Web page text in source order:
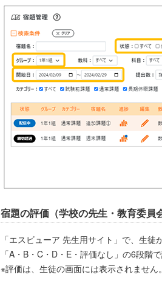
宿題の評価（学校の先生・教育委員
「エスビューア 先生用サイト」で、生
「A・B・C・D・E・評価なし」の6段階
※評価は、生徒の画面には表示されません。